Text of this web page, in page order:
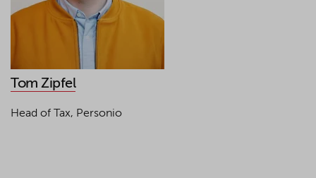
Tom Zipfel
Head of Tax, Personio